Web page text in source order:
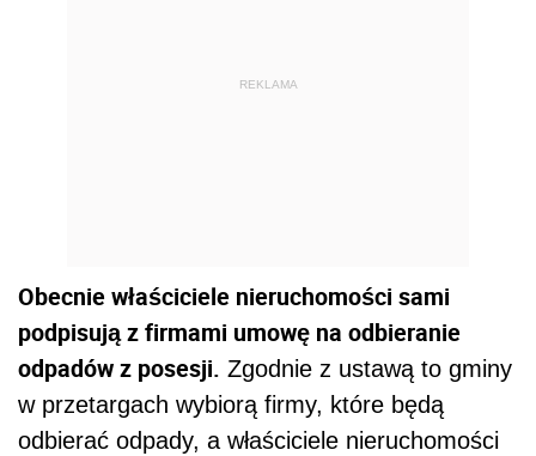
REKLAMA
Obecnie właściciele nieruchomości sami
podpisują z firmami umowę na odbieranie
odpadów z posesji. Zgodnie z ustawą to gminy
w przetargach wybiorą firmy, które będą
odbierać odpady, a właściciele nieruchomości